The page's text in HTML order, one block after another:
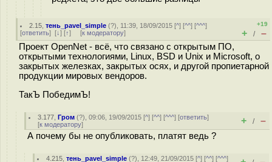
2.15 ,тень_pavel_simple (?), 11:39, 18/09/2015 [^] [^^] [^^^]
[ответить] [↓] [↑] [к модератору]
+19
+ / –
Проект OpenNet - всё, что связано с открытым ПО,
открытыми технологиями, Linux, BSD и Unix и Microsoft, о
закрытых железках, закрытых осях, и другой пропиетарной
продукции мировых вендоров.
ТакЪ ПобедимЪ!
3.177 ,Гром (?), 09:06, 19/09/2015 [^] [^^] [^^^] [ответить]
[к модератору] + / –
А почему бы не опубликовать, платят ведь ?
4.215 ,тень_pavel_simple (?), 12:49, 21/09/2015 [^] [^^] [^^^]